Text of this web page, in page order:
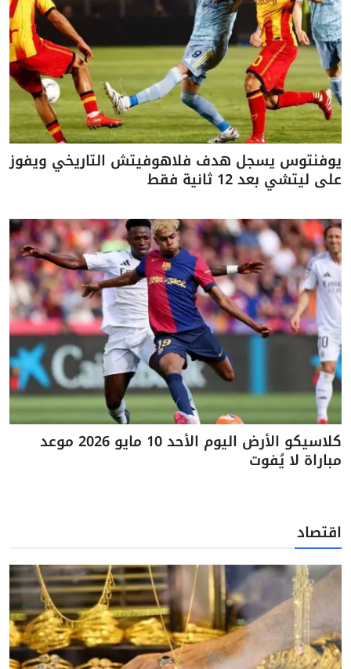
يوفنتوس يسجل هدف فلاهوفيتش التاريخي ويفوز
على ليتشي بعد 12 ثانية فقط
كلاسيكو الأرض اليوم الأحد 10 مايو 2026 موعد
مباراة لا يُفوت
اقتصاد